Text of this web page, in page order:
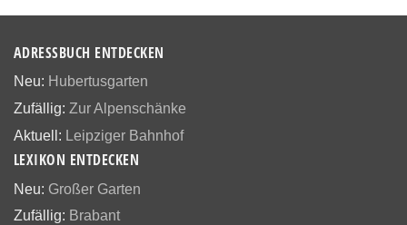
ADRESSBUCH ENTDECKEN
Neu: Hubertusgarten
Zufällig: Zur Alpenschänke
Aktuell: Leipziger Bahnhof
LEXIKON ENTDECKEN
Neu: Großer Garten
Zufällig: Brabant